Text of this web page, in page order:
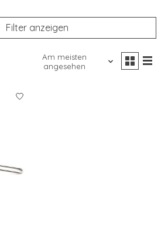
Filter anzeigen
Am meisten
angesehen